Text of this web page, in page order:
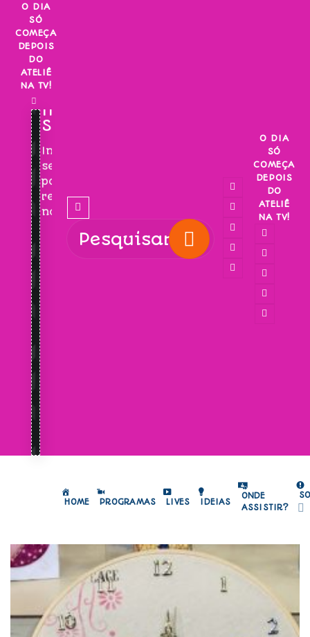
Skip
content
O DIA
SÓ
COMEÇA
DEPOIS
DO
ATELIÊ
NA TV!
INSCREVA-
SE!
Inscreva-
se
para
receber
novidades!
O DIA
SÓ
COMEÇA
DEPOIS
DO
ATELIÊ
NA TV!
HOME PROGRAMAS LIVES IDEIAS
ONDE
ASSISTIR?